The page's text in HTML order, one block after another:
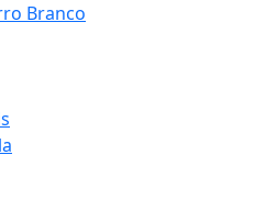
Branco